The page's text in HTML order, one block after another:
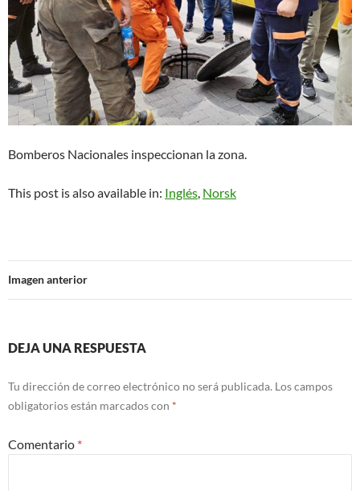
Bomberos Nacionales inspeccionan la zona.
This post is also available in: Inglés Norsk
Imagen anterior
DEJA UNA RESPUESTA
Tu dirección de correo electrónico no será publicada. Los campos
obligatorios están marcados con *
Comentario *